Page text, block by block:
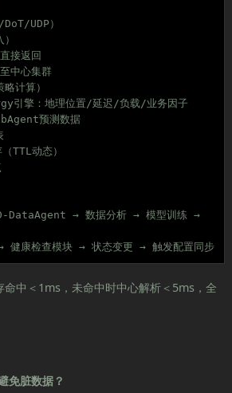
计算）
→ 健康检查模块 → 状态变更 → 触发配置同步
命中＜1ms，未命中时中心解析＜5ms，全
免脏数据？